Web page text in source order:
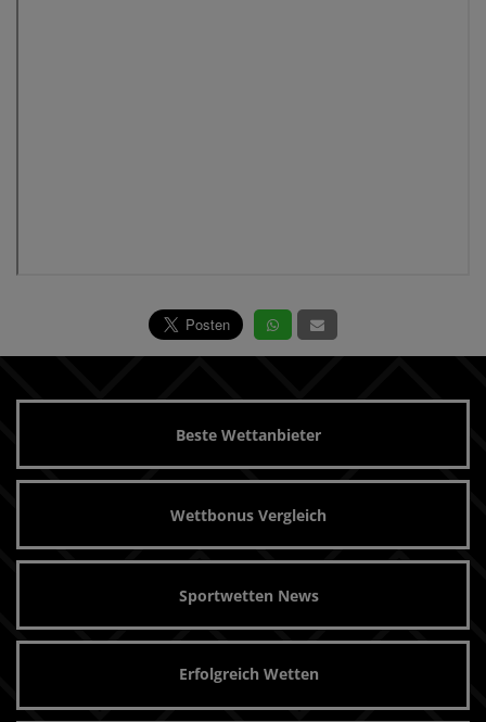
Beste Wettanbieter
Wettbonus Vergleich
Sportwetten News
Erfolgreich Wetten